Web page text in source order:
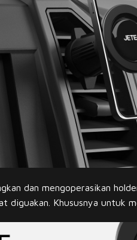
dan mengoperasikan
diguakan. Khususnya untuk